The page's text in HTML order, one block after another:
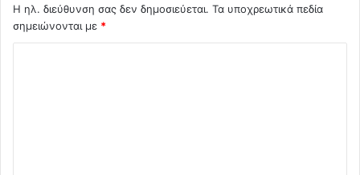
Η ηλ. διεύθυνση σας δεν δημοσιεύεται. Τα υποχρεωτικά πεδία
σημειώνονται με *